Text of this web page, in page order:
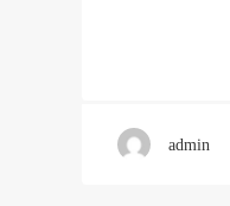
admin